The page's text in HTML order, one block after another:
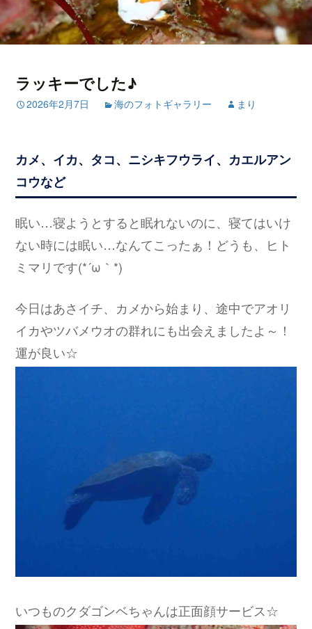
ラッキーでした♪
2026年2月7日 海のフォトギャラリー まり
カメ、イカ、タコ、ニシキフウライ、カエルアン
コウなど
眠い…寝ようとすると眠れないのに、寝てはいけ
ない時には眠い…なんてこったぁ！どうも、ヒト
ミマリです(*´ω｀*)
今日はあさイチ、カメから始まり、途中でアオリ
イカやツバメウオの群れにも出会えましたよ～！
運が良い☆
いつものクダゴンベちゃんは正面顔サービス☆